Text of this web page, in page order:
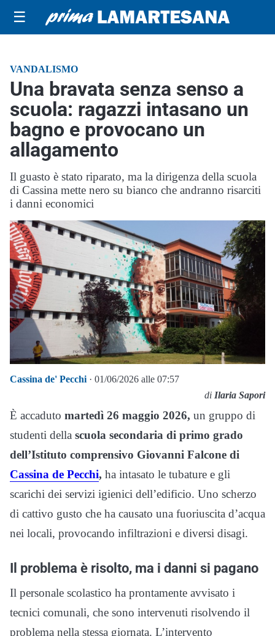
☰
VANDALISMO
Una bravata senza senso a
scuola: ragazzi intasano un
bagno e provocano un
allagamento
Il guasto è stato riparato, ma la dirigenza della scuola
di Cassina mette nero su bianco che andranno risarciti
i danni economici
Cassina de' Pecchi · 01/06/2026 alle 07:57
di Ilaria Sapori
È accaduto martedì 26 maggio 2026, un gruppo di
studenti della scuola secondaria di primo grado
dell’Istituto comprensivo Giovanni Falcone di
Cassina de Pecchi, ha intasato le tubature e gli
scarichi dei servizi igienici dell’edificio. Uno scherzo
di cattivo gusto che ha causato una fuoriuscita d’acqua
nei locali, provocando infiltrazioni e diversi disagi.
Il problema è risolto, ma i danni si pagano
Il personale scolastico ha prontamente avvisato i
tecnici comunali, che sono intervenuti risolvendo il
problema nella stessa giornata. L’intervento